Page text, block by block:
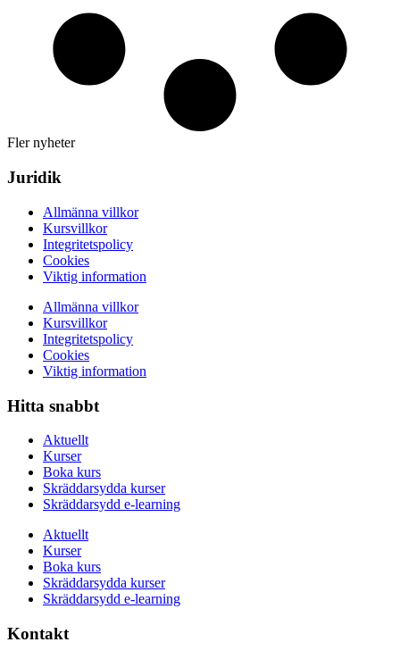
Fler nyheter
Juridik
Allmänna villkor
Kursvillkor
Integritetspolicy
Cookies
Viktig information
Allmänna villkor
Kursvillkor
Integritetspolicy
Cookies
Viktig information
Hitta snabbt
Aktuellt
Kurser
Boka kurs
Skräddarsydda kurser
Skräddarsydd e-learning
Aktuellt
Kurser
Boka kurs
Skräddarsydda kurser
Skräddarsydd e-learning
Kontakt